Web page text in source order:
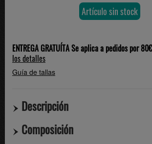
Artículo sin stock
ENTREGA GRATUÍTA Se aplica a pedidos por
los detalles
Guía de tallas
Descripción
Composición